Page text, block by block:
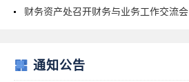
财务资产处召开财务与业务工作交流会
通知公告